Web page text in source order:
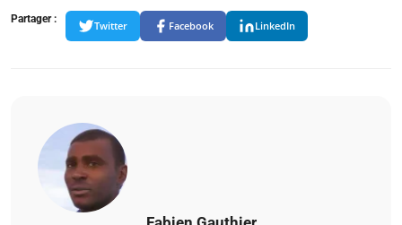
Partager :
Twitter Facebook LinkedIn